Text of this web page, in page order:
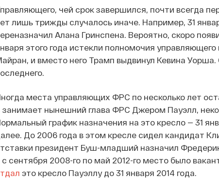
чей срок завершился, почти всегда
лишь трижды случалось иначе. Например, 31
Алана Гринспена. Вероятно, скоро
этого года истекли полномочия
и вместо него Трамп выдвинул Кевина
места управляющих ФРС по несколько лет
занимает нынешний глава ФРС Джером Пауэлл,
график назначения на это кресло — 31
До 2006 года в этом кресле сидел кандидат
президент Буш-младший назначил
с сентября 2008-го по май 2012-го место было
это кресло Пауэллу до 31 января 2014 года.